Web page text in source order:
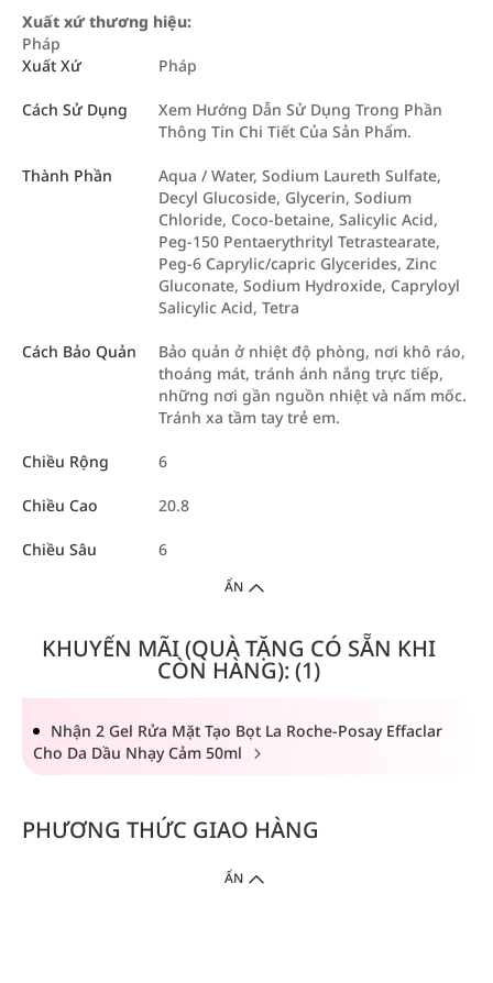
Xuất xứ thương hiệu:
Pháp
Xuất Xứ
Pháp
Cách Sử Dụng
Xem Hướng Dẫn Sử Dụng Trong Phần
Thông Tin Chi Tiết Của Sản Phẩm.
Thành Phần
Aqua / Water, Sodium Laureth Sulfate,
Decyl Glucoside, Glycerin, Sodium
Chloride, Coco-betaine, Salicylic Acid,
Peg-150 Pentaerythrityl Tetrastearate,
Peg-6 Caprylic/capric Glycerides, Zinc
Gluconate, Sodium Hydroxide, Capryloyl
Salicylic Acid, Tetra
Cách Bảo Quản
Bảo quản ở nhiệt độ phòng, nơi khô ráo,
thoáng mát, tránh ánh nắng trực tiếp,
những nơi gần nguồn nhiệt và nấm mốc.
Tránh xa tầm tay trẻ em.
Chiều Rộng 6
Chiều Cao 20.8
Chiều Sâu 6
ẨN
KHUYẾN MÃI (QUÀ TẶNG CÓ SẴN KHI
CÒN HÀNG): (1)
Nhận 2 Gel Rửa Mặt Tạo Bọt La Roche-Posay Effaclar
Cho Da Dầu Nhạy Cảm 50ml
PHƯƠNG THỨC GIAO HÀNG
ẨN